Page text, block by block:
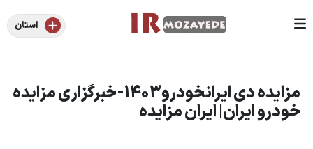
استان
مزایده دی ایرانخودرو1403-خبرگزاری مزایده
خودرو ایران| ایران مزایده